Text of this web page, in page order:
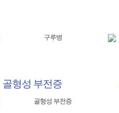
골형성 부전증